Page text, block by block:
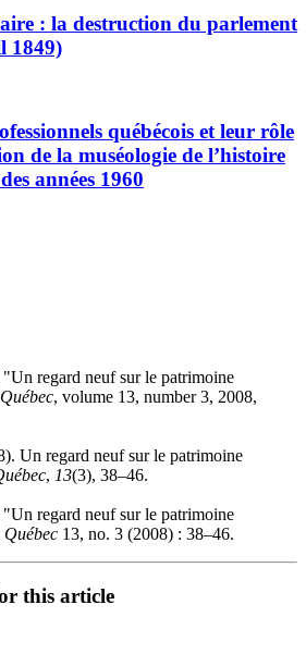
: la destruction du parlement
1849)
québécois et leur rôle
de la muséologie de l’histoire
années 1960
regard neuf sur le patrimoine
, volume 13, number 3, 2008,
Un regard neuf sur le patrimoine
, 13(3), 38–46.
regard neuf sur le patrimoine
13, no. 3 (2008) : 38–46.
this article